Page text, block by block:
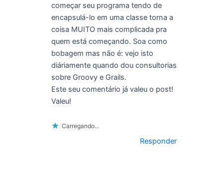
começar seu programa tendo de
encapsulá-lo em uma classe torna a
coisa MUITO mais complicada pra
quem está começando. Soa como
bobagem mas não é: vejo isto
diáriamente quando dou consultorias
sobre Groovy e Grails.
Este seu comentário já valeu o post!
Valeu!
Carregando...
Responder